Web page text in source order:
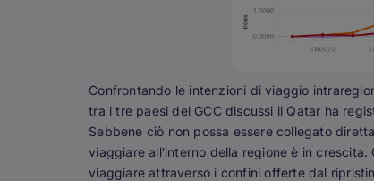
Confrontando le intenzioni di viaggio
tra i tre paesi del GCC discussi il Qatar ha
Sebbene ciò non possa essere collegato
viaggiare all'interno della regione è in
viaggiare attraverso i confini offerte dal